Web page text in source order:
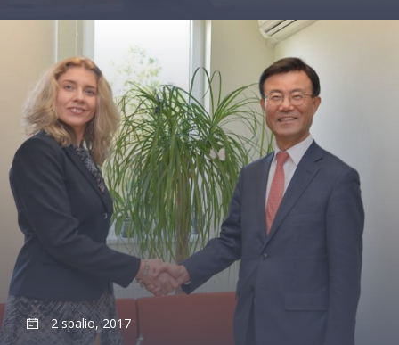
2 spalio, 2017